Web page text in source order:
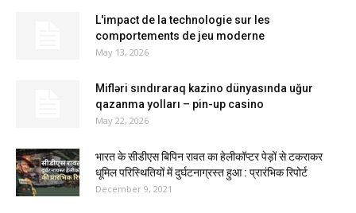
L'impact de la technologie sur les
comportements de jeu moderne
May 13, 2026
Mifləri sındıraraq kazino dünyasında uğur
qazanma yolları – pin-up casino
May 22, 2026
भारत के सीडीएस बिपिन रावत का हेलीकॉप्टर पेड़ों से टकराकर
धूमिल परिस्थितियों में दुर्घटनाग्रस्त हुआ : प्रारंभिक रिपोर्ट
December 9, 2021